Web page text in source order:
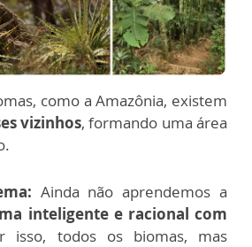
como a Amazônia, existem
vizinhos, formando uma área
Ainda não aprendemos a
inteligente e racional com
isso, todos os biomas, mas